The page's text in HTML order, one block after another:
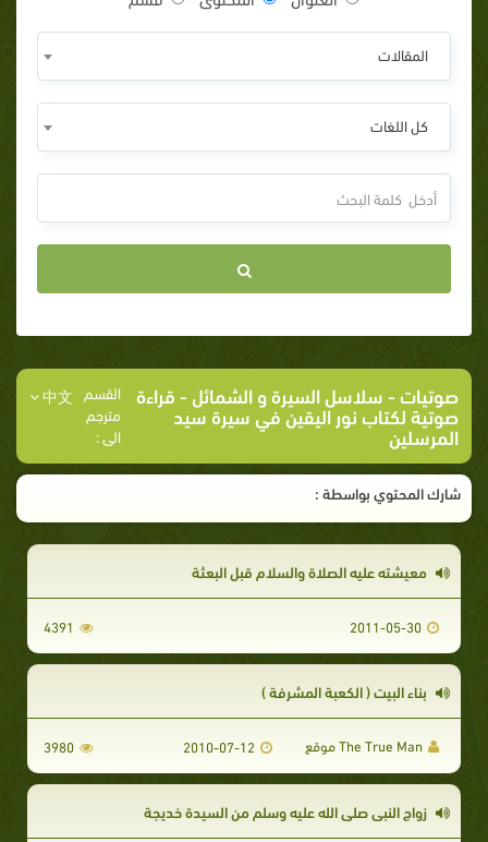
المقالات
كل اللغات
صوتيات -سلاسل السيرة و الشمائل - قراءة
صوتية لكتاب نور اليقين في سيرة سيد
المرسلين
القسم
مترجم
الى :
中文
شارك المحتوي بواسطة :
معيشته عليه الصلاة والسلام قبل البعثة
2011-05-30
4391
بناء البيت ( الكعبة المشرفة )
The True Man موقع 2010-07-12
3980
زواج النبي صلى الله عليه وسلم من السيدة خديجة